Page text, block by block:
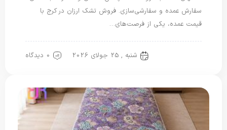
سفارش عمده و سفارشی‌سازی. فروش تشک ارزان در کرج با
قیمت عمده، یکی از فرصت‌های…
شنبه , 25 جولای 2026 0 دیدگاه